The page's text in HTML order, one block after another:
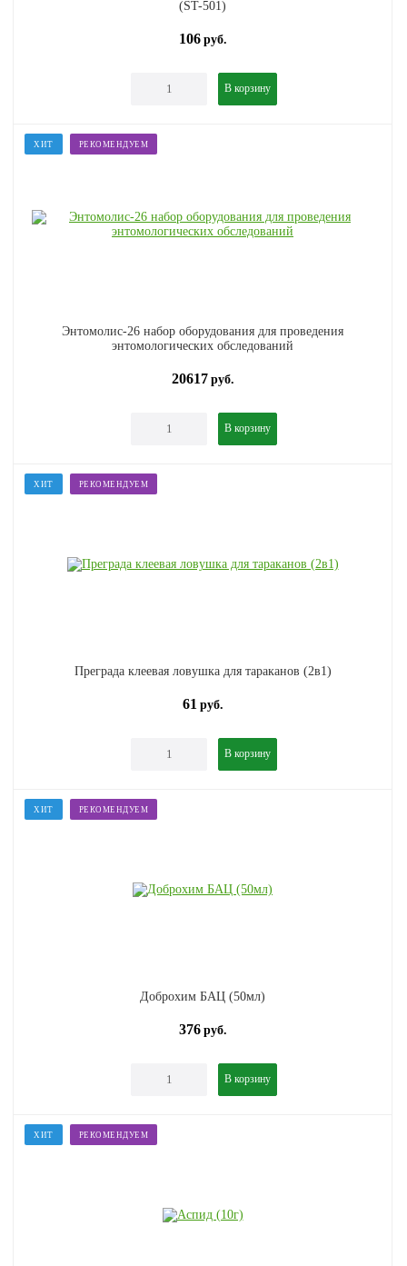
(ST-501)
106 руб.
В корзину
ХИТ РЕКОМЕНДУЕМ
Энтомолис-26 набор оборудования для проведения
энтомологических обследований
20617 руб.
В корзину
ХИТ РЕКОМЕНДУЕМ
Преграда клеевая ловушка для тараканов (2в1)
61 руб.
В корзину
ХИТ РЕКОМЕНДУЕМ
Доброхим БАЦ (50мл)
376 руб.
В корзину
ХИТ РЕКОМЕНДУЕМ